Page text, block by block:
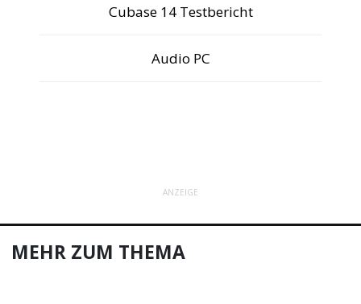
Cubase 14 Testbericht
Audio PC
ANZEIGE
MEHR ZUM THEMA